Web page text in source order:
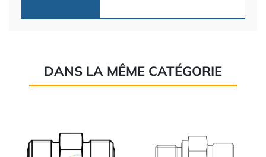
DANS LA MÊME CATÉGORIE